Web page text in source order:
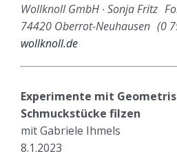
Wollknoll GmbH ∙ Sonja Fritz
74420 Oberrot-Neuhausen (0
wollknoll.de
Experimente mit
Schmuckstücke filzen
mit Gabriele Ihmels
8.1.2023